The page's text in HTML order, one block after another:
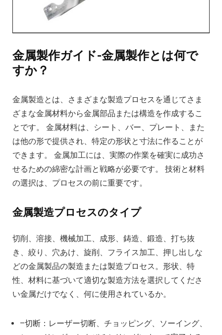
金属製作ガイド-金属製作とは何で
すか？
金属製造とは、さまざまな製造プロセスを通じてさま
ざまな金属材料から金属部品または構造を作成するこ
とです。 金属材料は、シート、バー、プレート、また
は他の形で提供され、特定の形状と寸法に作ることが
できます。 金属加工には、実際の作業を確実に成功さ
せるための綿密な計画と戦略が必要です。 技術と材料
の選択は、プロセスの前に重要です。
金属製造プロセスのタイプ
切削、溶接、機械加工、成形、鋳造、鍛造、打ち抜
き、絞り、穴あけ、旋削、フライス加工、押し出しな
どの金属製品の製造または製造プロセス。形状、特
性、材料に基づいて適切な製造方法を選択してくださ
い金属だけでなく、何に使用されているか。
–切断：レーザー切断、チョッピング、ソーイング、